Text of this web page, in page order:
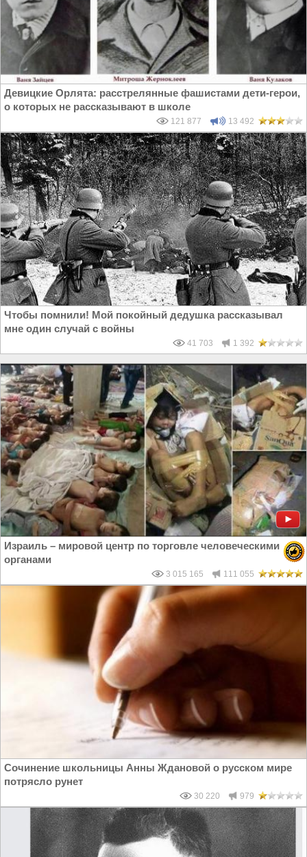
Девицкие Орлята: расстрелянные фашистами дети-герои,
о которых не рассказывают в школе
121 877 13 492
Чтобы помнили! Мой покойный дедушка рассказывал
мне один случай с войны
41 703 1 392
Израиль – мировой центр по торговле человеческими
органами
3 015 165 111 055
Сочинение школьницы Анны Ждановой о русском мире
потрясло рунет
30 220 979